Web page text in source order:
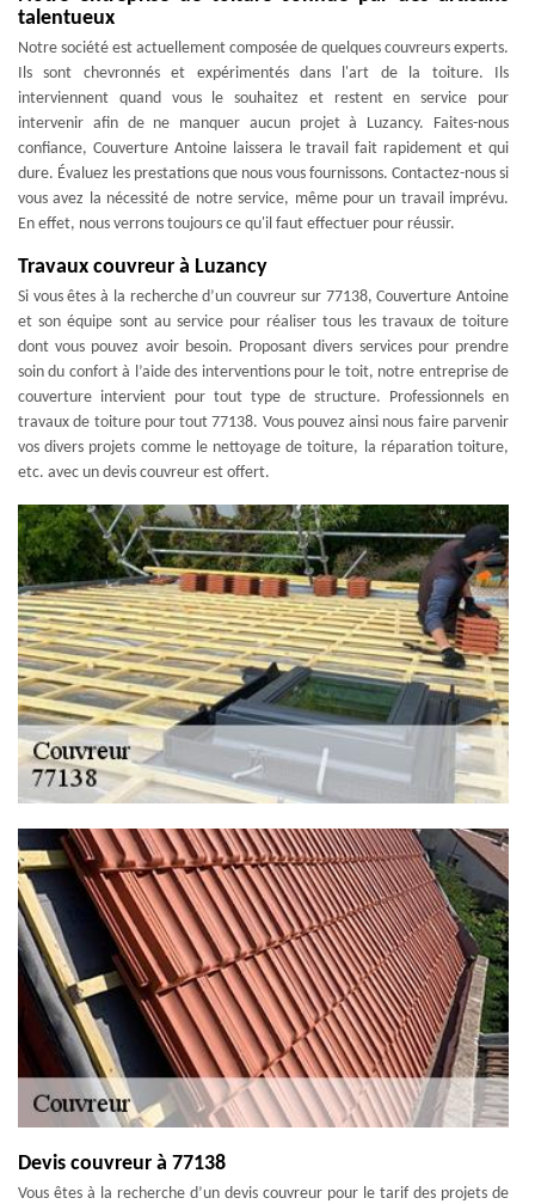
talentueux
Notre société est actuellement composée de quelques couvreurs experts.
Ils sont chevronnés et expérimentés dans l'art de la toiture. Ils
interviennent quand vous le souhaitez et restent en service pour
intervenir afin de ne manquer aucun projet à Luzancy. Faites-nous
confiance, Couverture Antoine laissera le travail fait rapidement et qui
dure. Évaluez les prestations que nous vous fournissons. Contactez-nous si
vous avez la nécessité de notre service, même pour un travail imprévu.
En effet, nous verrons toujours ce qu'il faut effectuer pour réussir.
Travaux couvreur à Luzancy
Si vous êtes à la recherche d’un couvreur sur 77138, Couverture Antoine
et son équipe sont au service pour réaliser tous les travaux de toiture
dont vous pouvez avoir besoin. Proposant divers services pour prendre
soin du confort à l’aide des interventions pour le toit, notre entreprise de
couverture intervient pour tout type de structure. Professionnels en
travaux de toiture pour tout 77138. Vous pouvez ainsi nous faire parvenir
vos divers projets comme le nettoyage de toiture, la réparation toiture,
etc. avec un devis couvreur est offert.
Devis couvreur à 77138
Vous êtes à la recherche d’un devis couvreur pour le tarif des projets de